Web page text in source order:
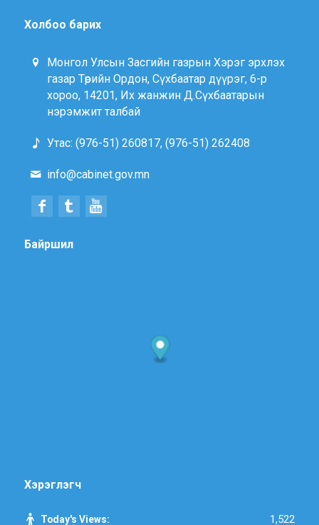
Холбоо барих
Монгол Улсын Засгийн газрын Хэрэг эрхлэх
газар Төрийн Ордон, Сүхбаатар дүүрэг, 6-р
хороо, 14201, Их жанжин Д.Сүхбаатарын
нэрэмжит талбай
Утас: (976-51) 260817, (976-51) 262408
info@cabinet.gov.mn
Байршил
Хэрэглэгч
Today's Views: 1,522